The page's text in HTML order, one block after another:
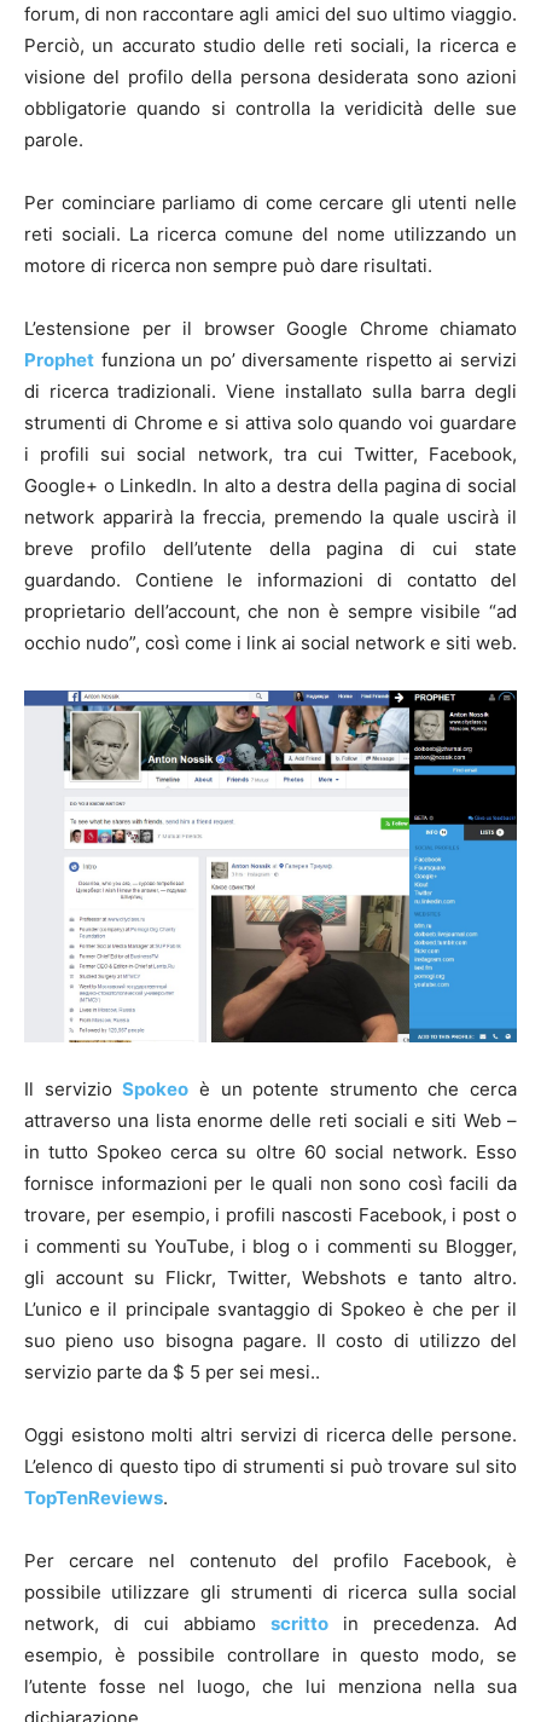
forum, di non raccontare agli amici del suo ultimo viaggio.
Perciò, un accurato studio delle reti sociali, la ricerca e
visione del profilo della persona desiderata sono azioni
obbligatorie quando si controlla la veridicità delle sue
parole.
Per cominciare parliamo di come cercare gli utenti nelle
reti sociali. La ricerca comune del nome utilizzando un
motore di ricerca non sempre può dare risultati.
L’estensione per il browser Google Chrome chiamato
Prophet funziona un po’ diversamente rispetto ai servizi
di ricerca tradizionali. Viene installato sulla barra degli
strumenti di Chrome e si attiva solo quando voi guardare
i profili sui social network, tra cui Twitter, Facebook,
Google+ o LinkedIn. In alto a destra della pagina di social
network apparirà la freccia, premendo la quale uscirà il
breve profilo dell’utente della pagina di cui state
guardando. Contiene le informazioni di contatto del
proprietario dell’account, che non è sempre visibile “ad
occhio nudo”, così come i link ai social network e siti web.
Il servizioSpokeo è un potente strumento che cerca
attraverso una lista enorme delle reti sociali e siti Web –
in tutto Spokeo cerca su oltre 60 social network. Esso
fornisce informazioni per le quali non sono così facili da
trovare, per esempio, i profili nascosti Facebook, i post o
i commenti su YouTube, i blog o i commenti su Blogger,
gli account su Flickr, Twitter, Webshots e tanto altro.
L’unico e il principale svantaggio di Spokeo è che per il
suo pieno uso bisogna pagare. Il costo di utilizzo del
servizio parte da $ 5 per sei mesi..
Oggi esistono molti altri servizi di ricerca delle persone.
L’elenco di questo tipo di strumenti si può trovare sul sito
TopTenReviews.
Per cercare nel contenuto del profilo Facebook, è
possibile utilizzare gli strumenti di ricerca sulla social
network, di cui abbiamo scritto
in precedenza. Ad
esempio, è possibile controllare in questo modo, se
l’utente fosse nel luogo, che lui menziona nella sua